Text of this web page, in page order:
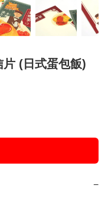
(日式蛋包飯)
−